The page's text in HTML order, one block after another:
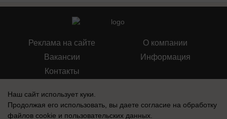
Реклама на сайте
Вакансии
Контакты
О компании
Информация
Наш сайт использует куки.
Продолжая его использовать, вы даете согласие на обработку
файлов cookie и пользовательских данных.